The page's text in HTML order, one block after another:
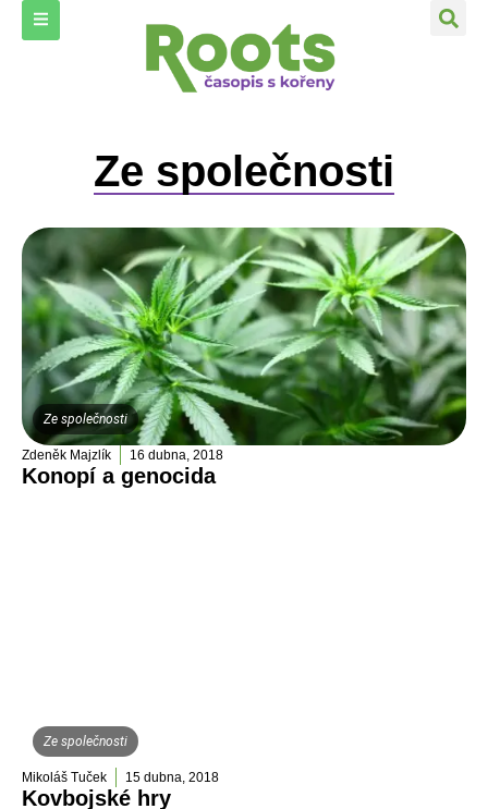
Ze společnosti
Ze společnosti
Zdeněk Majzlík 16 dubna, 2018
Konopí a genocida
Ze společnosti
Mikoláš Tuček 15 dubna, 2018
Kovbojské hry